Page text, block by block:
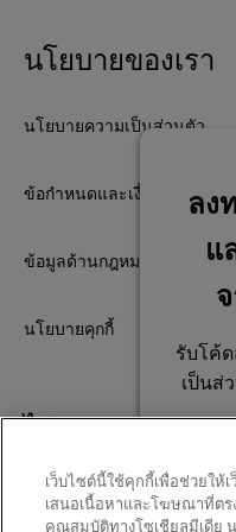
นโยบายของเรา
นโยบายความเป็นส่วนตัว
ข้อกำหนดและเงื่อนไขการใช้
ข้อมูลด้านกฎหมาย
นโยบายคุกกี้
ไม่พลาดการติด
เว็บไซต์นี้ใช้คุกกี้เพื่อช่วยให้
เสนอเนื้อหาและโฆษณาที่ตร
คุณสมบัติทางโซเชียลมีเดีย